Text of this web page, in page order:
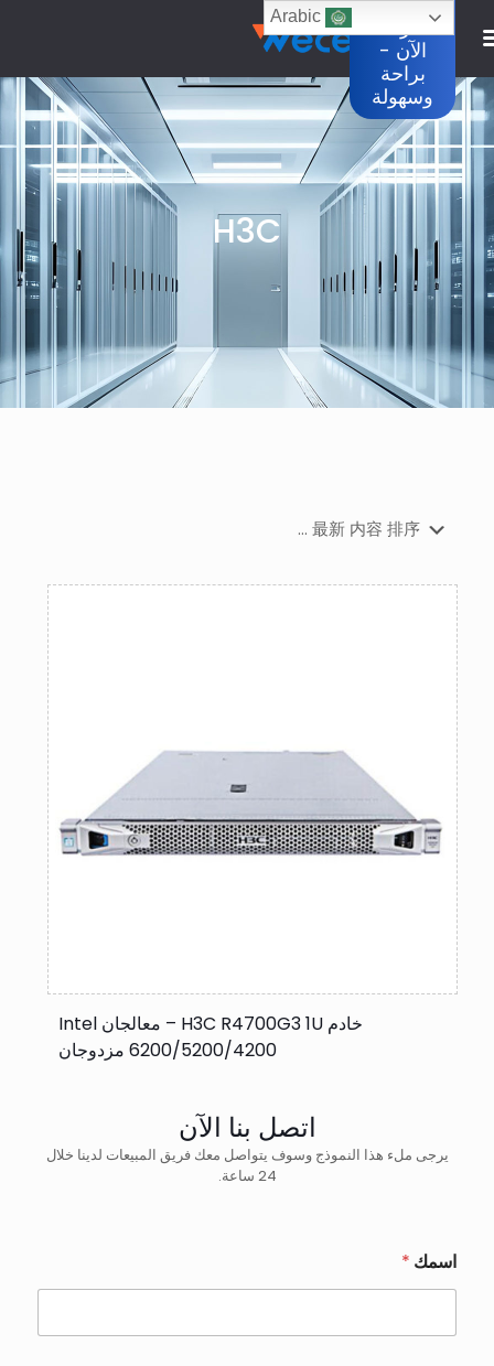
منزلك
الآن -
براحة
وسهولة
H3C
خادم H3C R4700G3 1U – معالجان Intel
6200/5200/4200 مزدوجان
اتصل بنا الآن
يرجى ملء هذا النموذج وسوف يتواصل معك فريق المبيعات لدينا خلال
24 ساعة.
اسمك *